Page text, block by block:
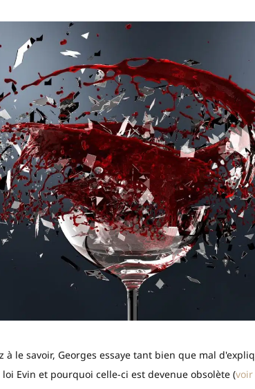
à le savoir, Georges essaye tant bien que mal
Evin et pourquoi celle-ci est devenue obsolète (